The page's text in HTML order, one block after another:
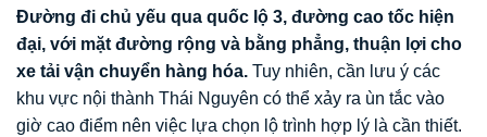
Đường đi chủ yếu qua quốc lộ 3, đường cao tốc hiện
đại, với mặt đường rộng và bằng phẳng, thuận lợi cho
xe tải vận chuyển hàng hóa. Tuy nhiên, cần lưu ý các
khu vực nội thành Thái Nguyên có thể xảy ra ùn tắc vào
giờ cao điểm nên việc lựa chọn lộ trình hợp lý là cần thiết.